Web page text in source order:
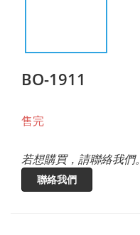
BO-1911
售完
若想購買，請聯絡我們。
聯絡我們